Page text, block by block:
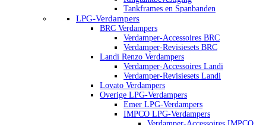
Tankframes en Spanbanden
LPG-Verdampers
BRC Verdampers
Verdamper-Accessoires BRC
Verdamper-Revisiesets BRC
Landi Renzo Verdampers
Verdamper-Accessoires Landi
Verdamper-Revisiesets Landi
Lovato Verdampers
Overige LPG-Verdampers
Emer LPG-Verdampers
IMPCO LPG-Verdampers